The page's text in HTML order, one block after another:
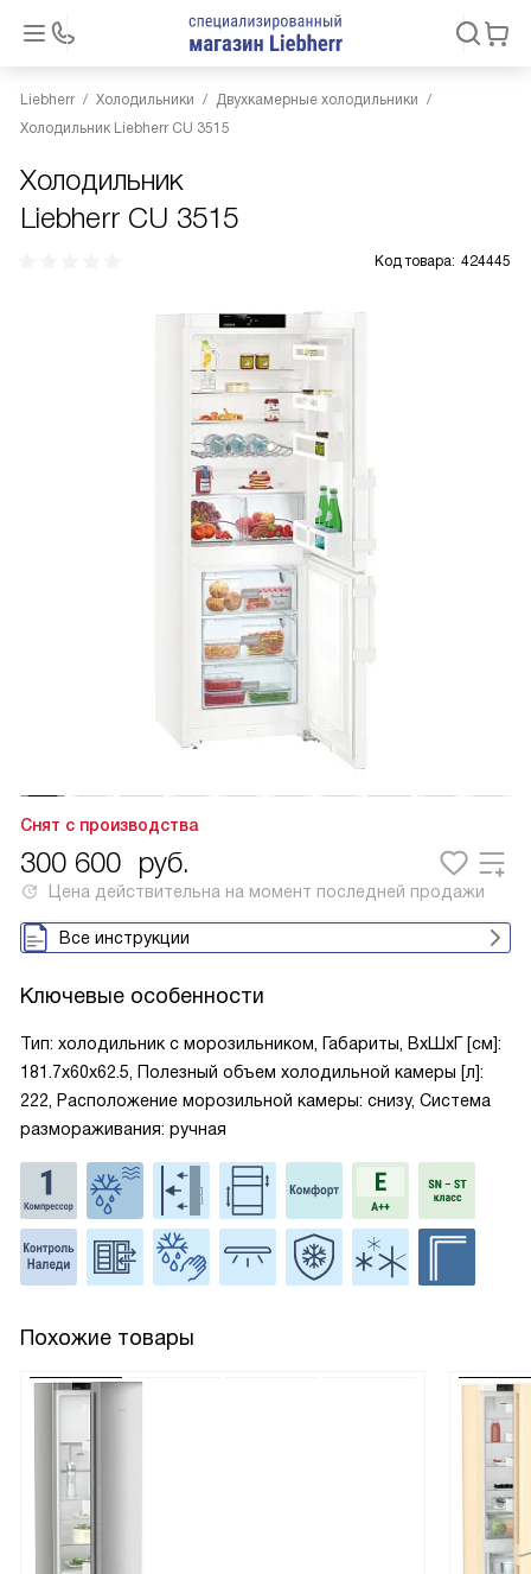
Liebherr Холодильники
Двухкамерные холодильники
Холодильник Liebherr CU 3515
Холодильник
Liebherr CU 3515
Код товара: 424445
Снят с производства
300 600 руб.
Цена действительна на момент последней продажи
Все инструкции
Ключевые особенности
Тип: холодильник с морозильником, Габариты, ВxШxГ [см]:
181.7x60x62.5, Полезный объем холодильной камеры [л]:
222, Расположение морозильной камеры: снизу, Система
размораживания: ручная
Похожие товары